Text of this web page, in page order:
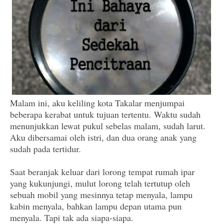
Malam ini, aku keliling kota Takalar menjumpai
beberapa kerabat untuk tujuan tertentu. Waktu sudah
menunjukkan lewat pukul sebelas malam, sudah larut.
Aku dibersamai oleh istri, dan dua orang anak yang
sudah pada tertidur.
Saat beranjak keluar dari lorong tempat rumah ipar
yang kukunjungi, mulut lorong telah tertutup oleh
sebuah mobil yang mesinnya tetap menyala, lampu
kabin menyala, bahkan lampu depan utama pun
menyala. Tapi tak ada siapa-siapa.